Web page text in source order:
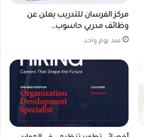
مركز الفرسان للتدريب يعلن عن
وظائف مدربي حاسوب…
منذ يوم واحد